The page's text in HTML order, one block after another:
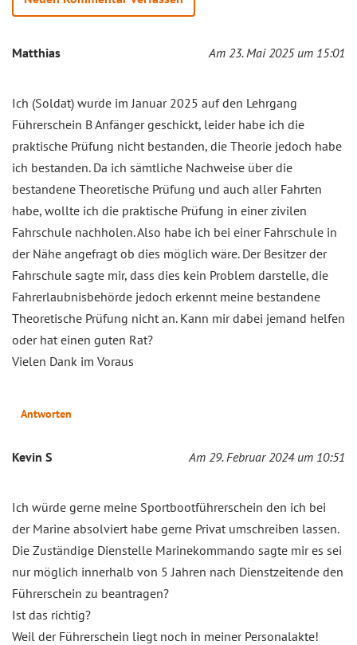
Matthias Am 23. Mai 2025 um 15:01
Ich (Soldat) wurde im Januar 2025 auf den Lehrgang
Führerschein B Anfänger geschickt, leider habe ich die
praktische Prüfung nicht bestanden, die Theorie jedoch habe
ich bestanden. Da ich sämtliche Nachweise über die
bestandene Theoretische Prüfung und auch aller Fahrten
habe, wollte ich die praktische Prüfung in einer zivilen
Fahrschule nachholen. Also habe ich bei einer Fahrschule in
der Nähe angefragt ob dies möglich wäre. Der Besitzer der
Fahrschule sagte mir, dass dies kein Problem darstelle, die
Fahrerlaubnisbehörde jedoch erkennt meine bestandene
Theoretische Prüfung nicht an. Kann mir dabei jemand helfen
oder hat einen guten Rat?
Vielen Dank im Voraus
Antworten
Kevin S Am 29. Februar 2024 um 10:51
Ich würde gerne meine Sportbootführerschein den ich bei
der Marine absolviert habe gerne Privat umschreiben lassen.
Die Zuständige Dienstelle Marinekommando sagte mir es sei
nur möglich innerhalb von 5 Jahren nach Dienstzeitende den
Führerschein zu beantragen?
Ist das richtig?
Weil der Führerschein liegt noch in meiner Personalakte!